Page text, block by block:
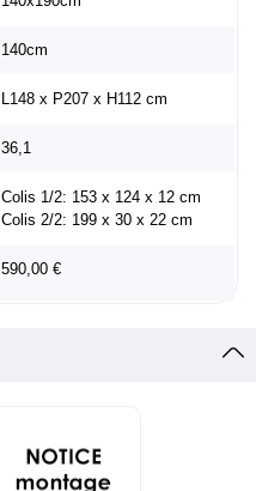
140cm
L148 x P207 x H112 cm
36,1
Colis 1/2: 153 x 124 x 12 cm
Colis 2/2: 199 x 30 x 22 cm
590,00 €